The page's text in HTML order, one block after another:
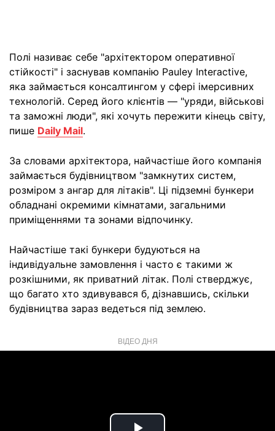
Полі називає себе "архітектором оперативної
стійкості" і заснував компанію Pauley Interactive,
яка займається консалтингом у сфері імерсивних
технологій. Серед його клієнтів — "уряди, військові
та заможні люди", які хочуть пережити кінець світу,
пише Daily Mail.
За словами архітектора, найчастіше його компанія
займається будівництвом "замкнутих систем,
розміром з ангар для літаків". Ці підземні бункери
обладнані окремими кімнатами, загальними
приміщеннями та зонами відпочинку.
Найчастіше такі бункери будуються на
індивідуальне замовлення і часто є такими ж
розкішними, як приватний літак. Полі стверджує,
що багато хто здивувався б, дізнавшись, скільки
будівництва зараз ведеться під землею.
ВІДЕО ДНЯ